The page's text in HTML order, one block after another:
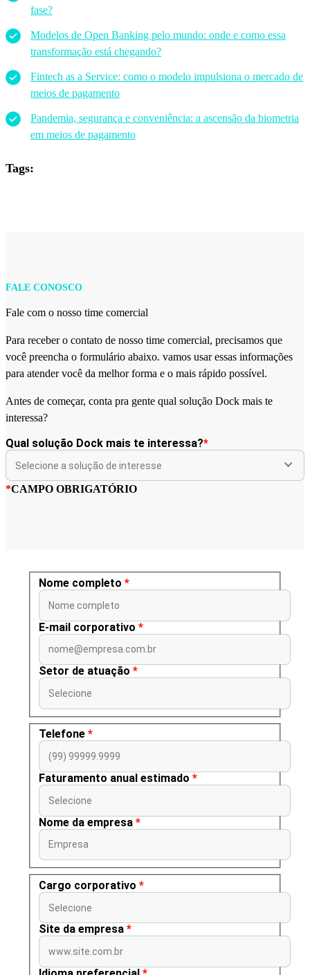
fase?
Modelos de Open Banking pelo mundo: onde e como essa
transformação está chegando?
Fintech as a Service: como o modelo impulsiona o mercado de
meios de pagamento
Pandemia, segurança e conveniência: a ascensão da biometria
em meios de pagamento
Tags:
FALE CONOSCO
Fale com o nosso time comercial
Para receber o contato de nosso time comercial, precisamos que
você preencha o formulário abaixo. vamos usar essas informações
para atender você da melhor forma e o mais rápido possível.
Antes de começar, conta pra gente qual solução Dock mais te
interessa?
Qual solução Dock mais te interessa?*
*CAMPO OBRIGATÓRIO
Nome completo *
Nome completo
E-mail corporativo *
nome@empresa.com.br
Setor de atuação *
Selecione
Telefone *
(99) 99999.9999
Faturamento anual estimado *
Selecione
Nome da empresa *
Empresa
Cargo corporativo *
Selecione
Site da empresa *
www.site.com.br